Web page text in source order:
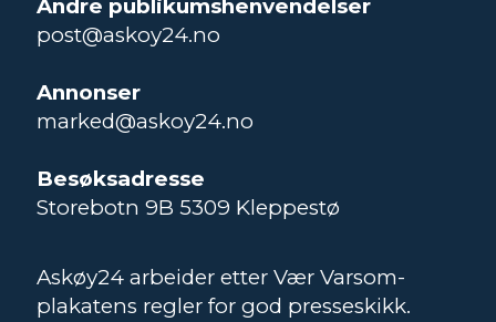
Andre publikumshenvendelser
post@askoy24.no
Annonser
marked@askoy24.no
Besøksadresse
Storebotn 9B 5309 Kleppestø
Askøy24 arbeider etter Vær Varsom-
plakatens regler for god presseskikk.